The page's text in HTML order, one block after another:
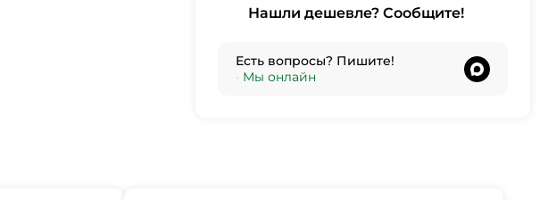
Нашли дешевле? Сообщите!
Есть вопросы? Пишите!
• Мы онлайн